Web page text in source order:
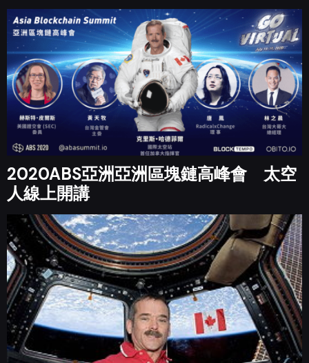
2020ABS亞洲亞洲區塊鏈高峰會 太空
人線上開講